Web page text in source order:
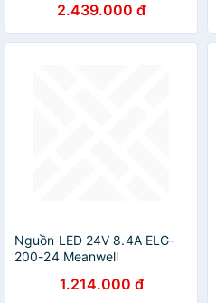
2.439.000 đ
Nguồn LED 24V 8.4A ELG-
200-24 Meanwell
1.214.000 đ